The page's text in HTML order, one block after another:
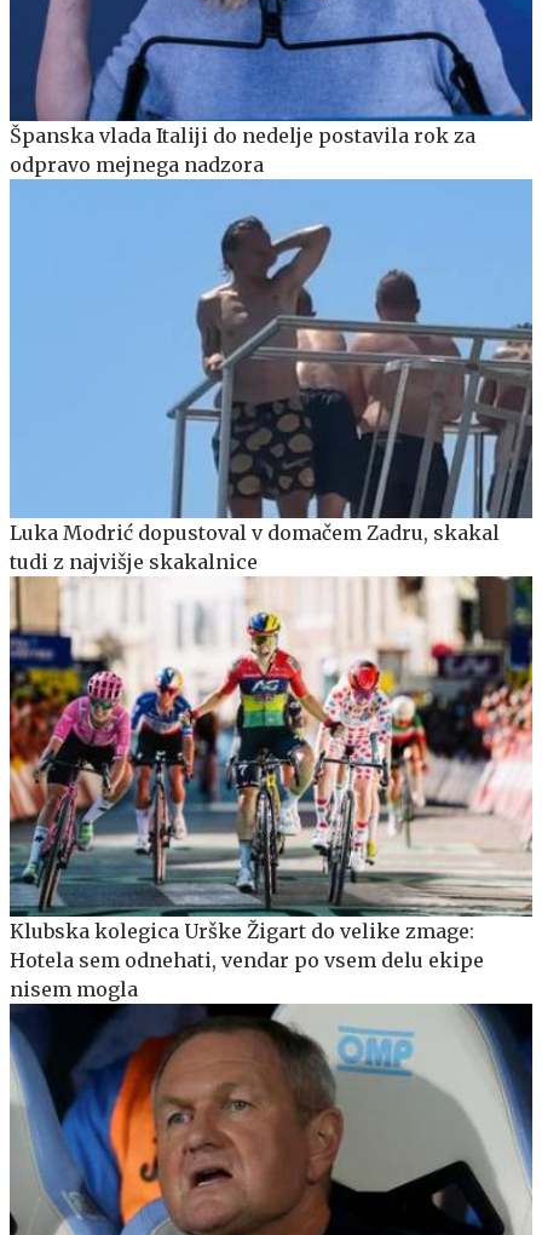
Španska vlada Italiji do nedelje postavila rok za
odpravo mejnega nadzora
Luka Modrić dopustoval v domačem Zadru, skakal
tudi z najvišje skakalnice
Klubska kolegica Urške Žigart do velike zmage:
Hotela sem odnehati, vendar po vsem delu ekipe
nisem mogla